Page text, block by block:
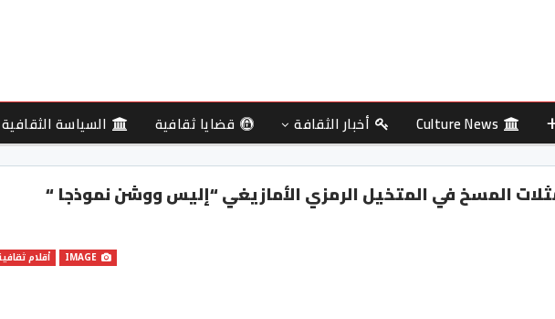
Culture News أخبار الثقافة قضايا ثقافية السياسة الثقافية
المسخ في المتخيل الرمزي الأمازيغي “إليس ووشن نموذجا “
أقلام